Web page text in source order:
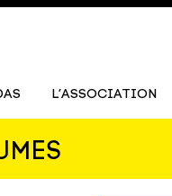
L’ASSOCIATION